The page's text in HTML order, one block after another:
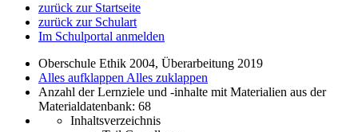
zurück zur Startseite
zurück zur Schulart
Im Schulportal anmelden
Oberschule Ethik 2004, Überarbeitung 2019
Alles aufklappen Alles zuklappen
Anzahl der Lernziele und -inhalte mit Materialien aus der
Materialdatenbank: 68
Inhaltsverzeichnis